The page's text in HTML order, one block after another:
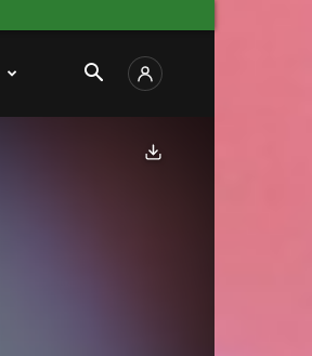
Скачать фото